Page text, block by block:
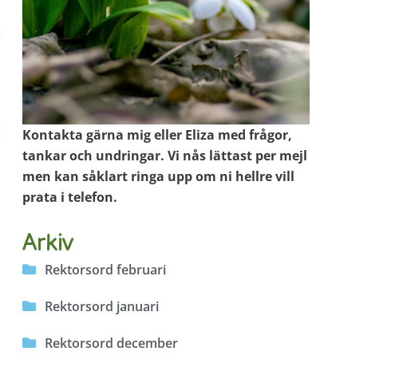
Kontakta gärna mig eller Eliza med frågor,
tankar och undringar. Vi nås lättast per mejl
men kan såklart ringa upp om ni hellre vill
prata i telefon.
Arkiv
Rektorsord februari
Rektorsord januari
Rektorsord december